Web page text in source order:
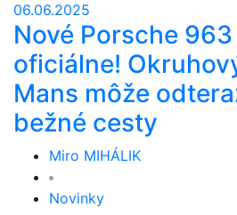
06.06.2025
Nové Porsche 963
oficiálne!
Mans môže
bežné cesty
Miro MIHÁLIK
Novinky